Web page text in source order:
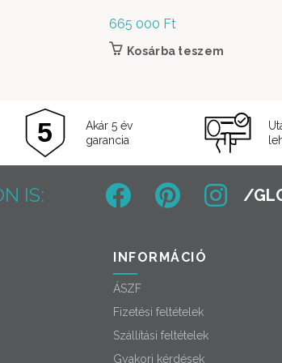
665 000 Ft
Kosárba teszem
Akár 5 év
garancia
IS:
INFORMÁCIÓ
ÁSZF
Fizetési feltételek
Szállítási feltételek
Gyakori kérdések